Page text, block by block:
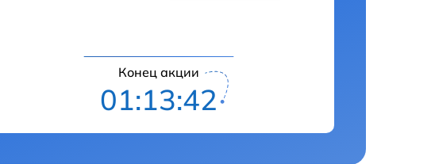
Конец акции
01:13:41